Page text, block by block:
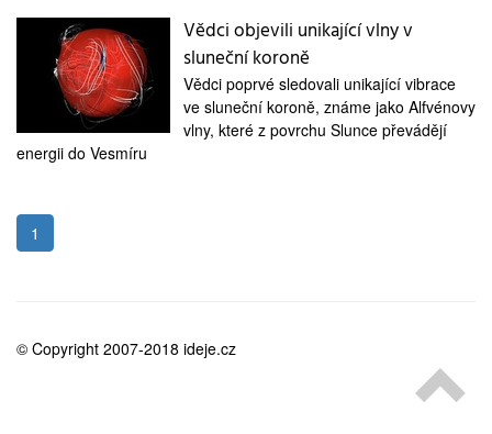
Vědci objevili unikající vlny v
sluneční koroně
Vědci poprvé sledovali unikající vibrace
ve sluneční koroně, známe jako Alfvénovy
vlny, které z povrchu Slunce převádějí
energii do Vesmíru
1
© Copyright 2007-2018 ideje.cz